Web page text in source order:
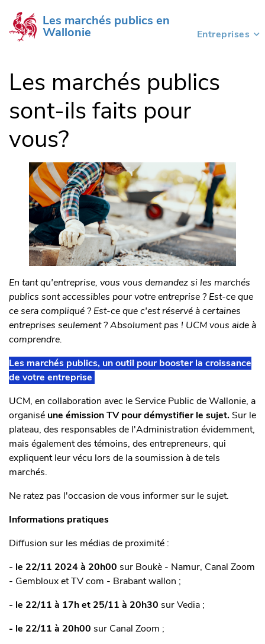
Entreprises
(current)
Les marchés publics en
Wallonie
Les marchés publics
sont-ils faits pour
vous?
En tant qu'entreprise, vous vous demandez si les marchés
publics sont accessibles pour votre entreprise ? Est-ce que
ce sera compliqué ? Est-ce que c'est réservé à certaines
entreprises seulement ? Absolument pas ! UCM vous aide à
comprendre.
Les marchés publics, un outil pour booster la croissance
de votre entreprise
UCM, en collaboration avec le Service Public de Wallonie, a
organisé une émission TV pour démystifier le sujet. Sur le
plateau, des responsables de l'Administration évidemment,
mais également des témoins, des entrepreneurs, qui
expliquent leur vécu lors de la soumission à de tels
marchés.
Ne ratez pas l'occasion de vous informer sur le sujet.
Informations pratiques
Diffusion sur les médias de proximité :
- le 22/11 2024 à 20h00 sur Boukè - Namur, Canal Zoom
- Gembloux et TV com - Brabant wallon ;
- le 22/11 à 17h et 25/11 à 20h30 sur Vedia ;
- le 22/11 à 20h00 sur Canal Zoom ;